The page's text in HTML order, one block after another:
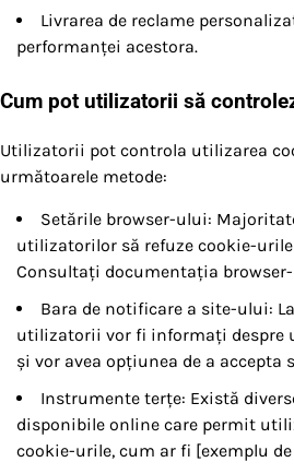
Livrarea de reclame
performanței acestora.
Cum pot utilizatorii să
Utilizatorii pot controla utilizarea
următoarele metode:
Setările browser-ului:
utilizatorilor să refuze cookie-urile
Consultați documentația
Bara de notificare a site-ului:
utilizatorii vor fi informați despre
și vor avea opțiunea de a accepta
Instrumente terțe: Există
disponibile online care permit
cookie-urile, cum ar fi [exemplu